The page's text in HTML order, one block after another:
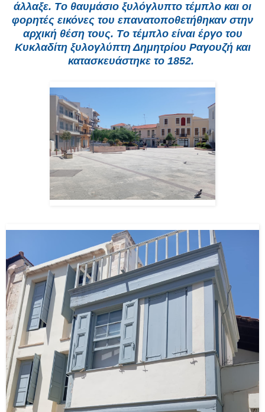
άλλαξε. Tο θαυμάσιο ξυλόγλυπτο τέμπλο και οι
φορητές εικόνες του επανατοποθετήθηκαν στην
αρχική θέση τους. Tο τέμπλο είναι έργο του
Kυκλαδίτη ξυλογλύπτη Δημητρίου Pαγουζή και
κατασκευάστηκε το 1852.